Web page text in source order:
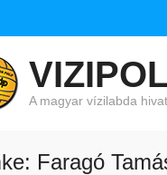
A magyar vízilabda
Faragó